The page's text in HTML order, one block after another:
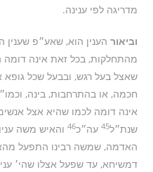
מדריגה לפי ענינה.
וביאור הענין הוא, שאע״פ
מהתחלקות, בכל זאת אינה
שאצל בעל רגש, ובבעל שכל גופא
חכמה, או בהתרחבות, בינה,
אינה דומה לכמו שהיא אצל
שנת״ל45 עה״כ46 והאיש משה
האדמה, שמשה רבינו התפעל
דמשיחא, עד שפעל אצלו שהי׳